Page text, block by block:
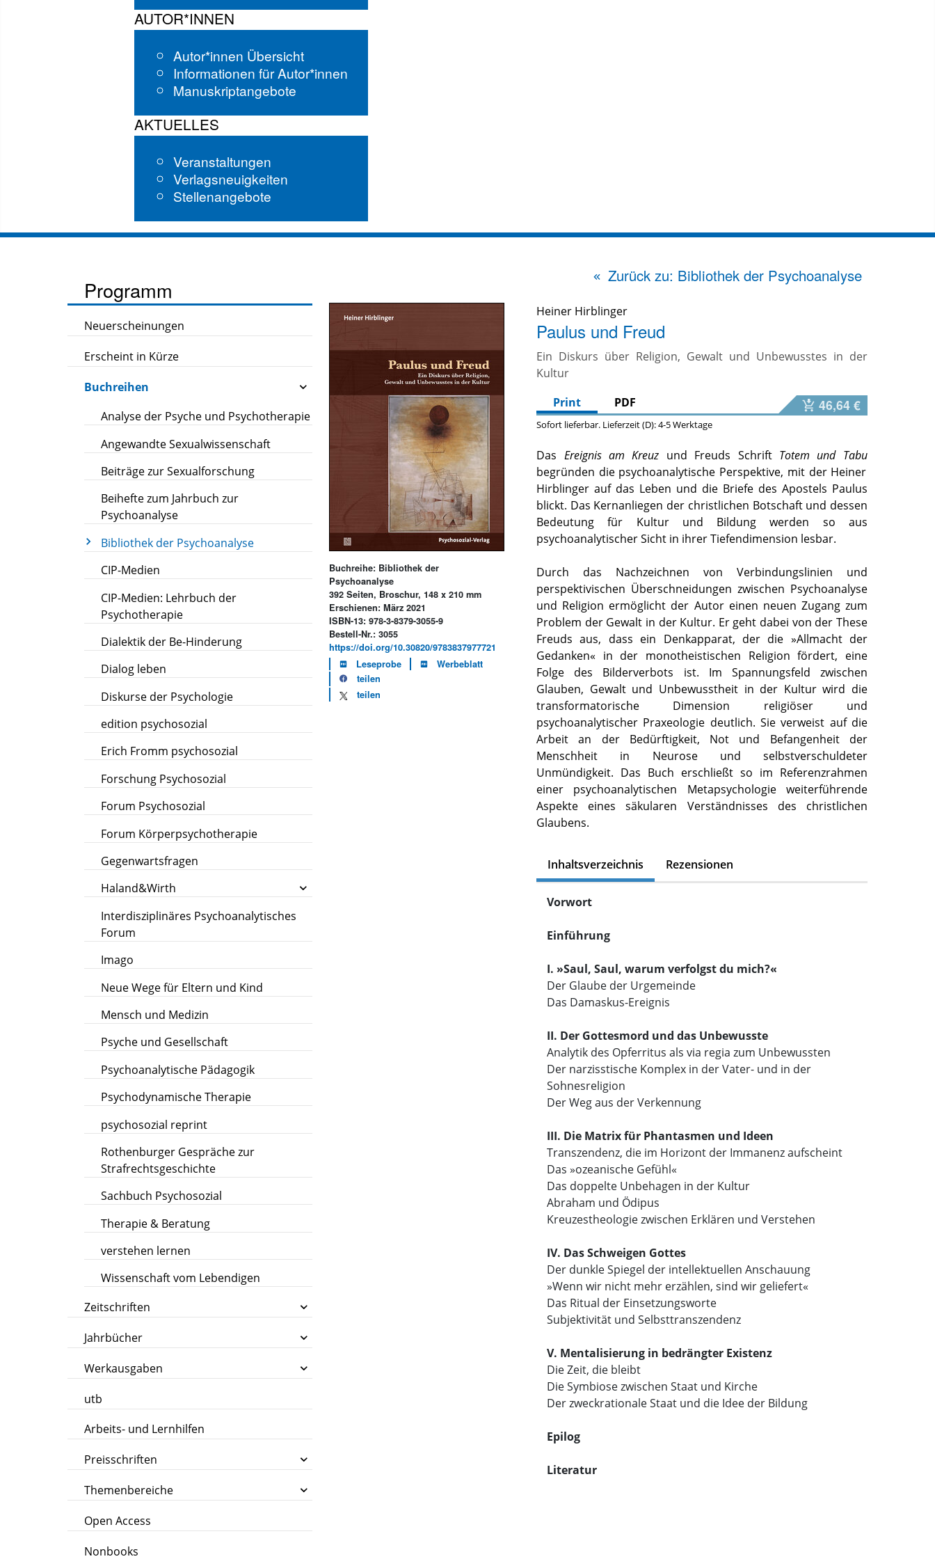
AUTOR*INNEN
Autor*innen Übersicht
Informationen für Autor*innen
Manuskriptangebote
AKTUELLES
Veranstaltungen
Verlagsneuigkeiten
Stellenangebote
Programm
Neuerscheinungen
Erscheint in Kürze
Buchreihen
Analyse der Psyche und Psychotherapie
Angewandte Sexualwissenschaft
Beiträge zur Sexualforschung
Beihefte zum Jahrbuch zur
Psychoanalyse
Bibliothek der Psychoanalyse
CIP-Medien
CIP-Medien: Lehrbuch der
Psychotherapie
Dialektik der Be-Hinderung
Dialog leben
Diskurse der Psychologie
edition psychosozial
Erich Fromm psychosozial
Forschung Psychosozial
Forum Psychosozial
Forum Körperpsychotherapie
Gegenwartsfragen
Haland&Wirth
Interdisziplinäres Psychoanalytisches
Forum
Imago
Neue Wege für Eltern und Kind
Mensch und Medizin
Psyche und Gesellschaft
Psychoanalytische Pädagogik
Psychodynamische Therapie
psychosozial reprint
Rothenburger Gespräche zur
Strafrechtsgeschichte
Sachbuch Psychosozial
Therapie & Beratung
verstehen lernen
Wissenschaft vom Lebendigen
Zeitschriften
Jahrbücher
Werkausgaben
utb
Arbeits- und Lernhilfen
Preisschriften
Themenbereiche
Open Access
Nonbooks
Zurück zu: Bibliothek der Psychoanalyse
Buchreihe: Bibliothek der
Psychoanalyse
392 Seiten, Broschur, 148 x 210 mm
Erschienen: März 2021
ISBN-13: 978-3-8379-3055-9
Bestell-Nr.: 3055
https://doi.org/10.30820/9783837977721
Leseprobe
Werbeblatt
teilen
teilen
Heiner Hirblinger
Paulus und Freud
Ein Diskurs über Religion, Gewalt und Unbewusstes in der
Kultur
Print
PDF 46,64 €
Sofort lieferbar. Lieferzeit (D): 4-5 Werktage
Das Ereignis am Kreuz und Freuds Schrift Totem und Tabu
begründen die psychoanalytische Perspektive, mit der Heiner
Hirblinger auf das Leben und die Briefe des Apostels Paulus
blickt. Das Kernanliegen der christlichen Botschaft und dessen
Bedeutung für Kultur und Bildung werden so aus
psychoanalytischer Sicht in ihrer Tiefendimension lesbar.
Durch das Nachzeichnen von Verbindungslinien und
perspektivischen Überschneidungen zwischen Psychoanalyse
und Religion ermöglicht der Autor einen neuen Zugang zum
Problem der Gewalt in der Kultur. Er geht dabei von der These
Freuds aus, dass ein Denkapparat, der die »Allmacht der
Gedanken« in der monotheistischen Religion fördert, eine
Folge des Bilderverbots ist. Im Spannungsfeld zwischen
Glauben, Gewalt und Unbewusstheit in der Kultur wird die
transformatorische Dimension religiöser und
psychoanalytischer Praxeologie deutlich. Sie verweist auf die
Arbeit an der Bedürftigkeit, Not und Befangenheit der
Menschheit in Neurose und selbstverschuldeter
Unmündigkeit. Das Buch erschließt so im Referenzrahmen
einer psychoanalytischen Metapsychologie weiterführende
Aspekte eines säkularen Verständnisses des christlichen
Glaubens.
Inhaltsverzeichnis Rezensionen
Vorwort
Einführung
I. »Saul, Saul, warum verfolgst du mich?«
Der Glaube der Urgemeinde
Das Damaskus-Ereignis
II. Der Gottesmord und das Unbewusste
Analytik des Opferritus als via regia zum Unbewussten
Der narzisstische Komplex in der Vater- und in der
Sohnesreligion
Der Weg aus der Verkennung
III. Die Matrix für Phantasmen und Ideen
Transzendenz, die im Horizont der Immanenz aufscheint
Das »ozeanische Gefühl«
Das doppelte Unbehagen in der Kultur
Abraham und Ödipus
Kreuzestheologie zwischen Erklären und Verstehen
IV. Das Schweigen Gottes
Der dunkle Spiegel der intellektuellen Anschauung
»Wenn wir nicht mehr erzählen, sind wir geliefert«
Das Ritual der Einsetzungsworte
Subjektivität und Selbsttranszendenz
V. Mentalisierung in bedrängter Existenz
Die Zeit, die bleibt
Die Symbiose zwischen Staat und Kirche
Der zweckrationale Staat und die Idee der Bildung
Epilog
Literatur